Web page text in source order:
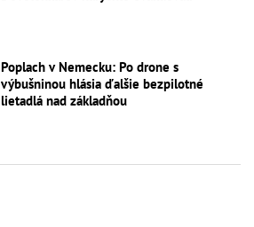
Poplach v Nemecku: Po drone s
výbušninou hlásia ďalšie bezpilotné
lietadlá nad základňou